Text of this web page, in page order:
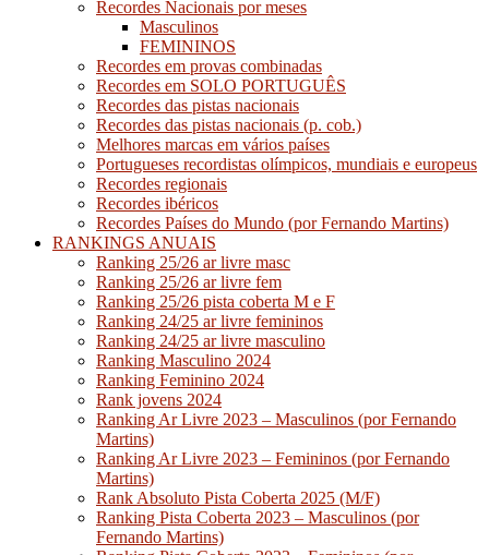
Recordes Nacionais por meses
Masculinos
FEMININOS
Recordes em provas combinadas
Recordes em SOLO PORTUGUÊS
Recordes das pistas nacionais
Recordes das pistas nacionais (p. cob.)
Melhores marcas em vários países
Portugueses recordistas olímpicos, mundiais e europeus
Recordes regionais
Recordes ibéricos
Recordes Países do Mundo (por Fernando Martins)
RANKINGS ANUAIS
Ranking 25/26 ar livre masc
Ranking 25/26 ar livre fem
Ranking 25/26 pista coberta M e F
Ranking 24/25 ar livre femininos
Ranking 24/25 ar livre masculino
Ranking Masculino 2024
Ranking Feminino 2024
Rank jovens 2024
Ranking Ar Livre 2023 – Masculinos (por Fernando
Martins)
Ranking Ar Livre 2023 – Femininos (por Fernando
Martins)
Rank Absoluto Pista Coberta 2025 (M/F)
Ranking Pista Coberta 2023 – Masculinos (por
Fernando Martins)